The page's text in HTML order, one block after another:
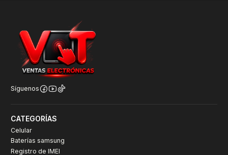
Síguenos
CATEGORÍAS
Celular
Baterías samsung
Registro de IMEI